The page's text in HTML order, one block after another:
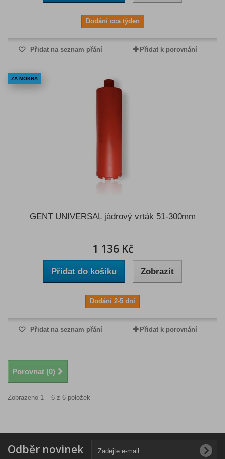
Dodání cca týden
Přidat na seznam přání Přidat k porovnání
ZA MOKRA
GENT UNIVERSAL jádrový vrták 51-300mm
1 136 Kč
Přidat do košíku Zobrazit
Dodání 2-5 dní
Přidat na seznam přání Přidat k porovnání
Porovnat (0)
Zobrazeno 1 – 6 z 6 položek
Odběr novinek